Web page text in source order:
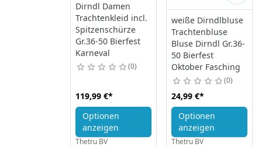
Dirndl Damen
Trachtenkleid incl.
Spitzenschürze
Gr.36-50 Bierfest
Karneval
0
119,99 €*
Optionen
anzeigen
Thetru BV
weiße Dirndlbluse
Trachtenbluse
Bluse Dirndl Gr.36-
50 Bierfest
Oktober Fasching
0
24,99 €*
Optionen
anzeigen
Thetru BV